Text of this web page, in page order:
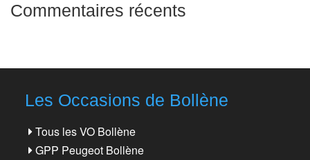
Commentaires récents
Les Occasions de Bollène
Tous les VO Bollène
GPP Peugeot Bollène